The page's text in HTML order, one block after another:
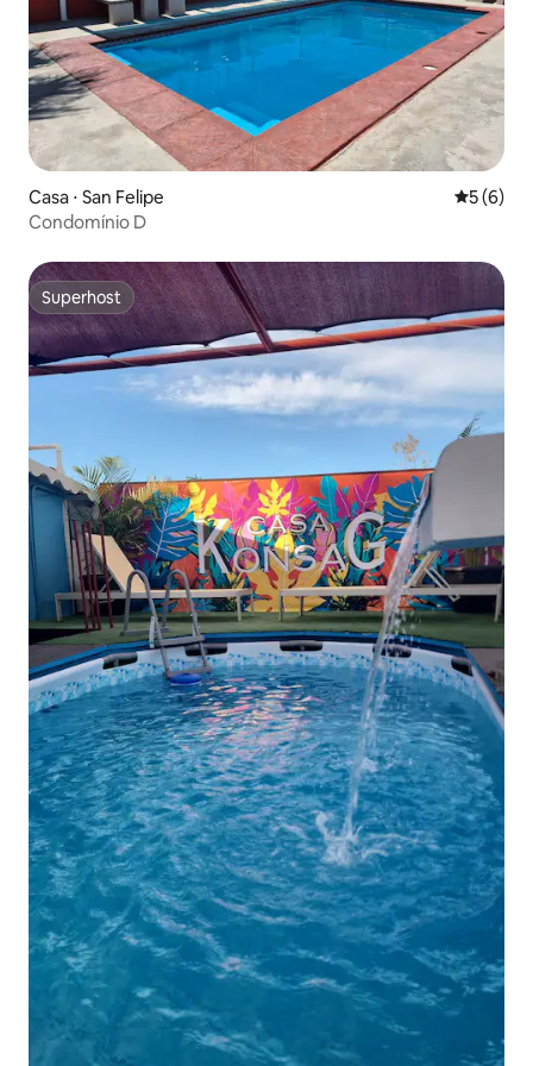
Casa ⋅ San Felipe 5 de
5 (6)
Condomínio D
Superhost
Superhost